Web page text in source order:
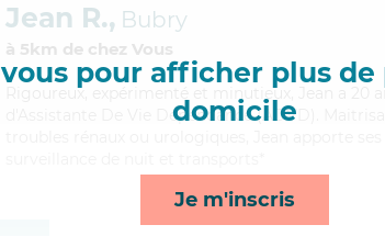
pour afficher plus de
domicile
Je m'inscris
Jean R., Bubry
à 5km de chez Vous
Rigoureux
, expérimenté et minutieux, Jean a 20
d'Assistante De Vie Dépendance (ADVD).